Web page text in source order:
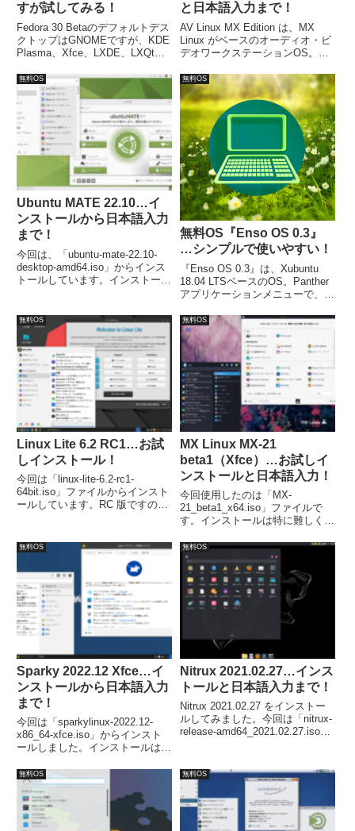
すが試してみる！
Fedora 30 Betaのデフォルトデス
クトップはGNOMEですが、KDE
Plasma、Xfce、LXDE、LXQt、
「Fedora 30 Beta Desktop
Spins」があります。
と日本語入力まで！
AV Linux MX Edition は、MX
Linux がベースのオーディオ・ビ
デオワークステーションOS。今
MXE-2021.06.18-xfce4-openbox-
amd64.iso」ファイルからになり
ます。
無料OS
Ubuntu MATE 22.10…イ
ンストールから日本語入力
まで！
今回は、「ubuntu-mate-22.10-
desktop-amd64.iso」からインス
トールしています。インストール
無料OS
無料OS『Enso OS 0.3』
…シンプルで使いやすい！
『Enso OS 0.3』は、Xubuntu
18.04 LTSベースのOS。Panther
アプリケーションメニューで、必
的にPCを利用できる環境。プリ
インストールアプリは必要なもの
を少量で、あとは好みを簡単にイ
ンストール。
無料OS
Linux Lite 6.2 RC1…お試
しインストール！
今回は「linux-lite-6.2-rc1-
64bit.iso」ファイルからインスト
ールしています。RC 版ですの
無料OS
MX Linux MX-21
beta1（Xfce）…お試しイ
ンストールと日本語入力！
今回使用したのは「MX-
21_beta1_x64.iso」ファイルで
す。インストールは特に難しくは
ば問題ないと思います。日本語入
力は「MX パッケージインストー
ラー」で、必要な言語パッケージ
をインストールします。
無料OS
Sparky 2022.12 Xfce…イ
ンストールから日本語入力
まで！
今回は「sparkylinux-2022.12-
x86_64-xfce.iso」からインスト
ールしました。インストールは特
は、別途「Fcitx」などのインス
トールが必要でした。
無料OS
Nitrux 2021.02.27…インス
トールと日本語入力まで！
Nitrux 2021.02.27 をインストー
ルしてみました。今回は「nitrux-
release-amd64_2021.02.27.iso」
力の設定で若干手間がかかりまし
た。
無料OS 無料OS